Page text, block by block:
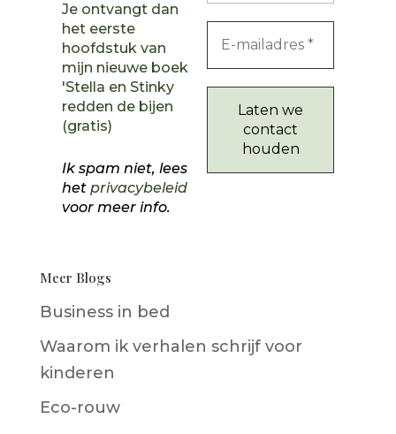
Je ontvangt dan
het eerste
hoofdstuk van
mijn nieuwe boek
'Stella en Stinky
redden de bijen
(gratis)
Ik spam niet, lees
het privacybeleid
voor meer info.
Meer Blogs
Business in bed
Waarom ik verhalen schrijf voor
kinderen
Eco-rouw